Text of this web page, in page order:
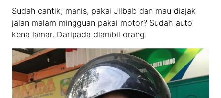
Sudah cantik, manis, pakai Jilbab dan mau diajak
jalan malam mingguan pakai motor? Sudah auto
kena lamar. Daripada diambil orang.